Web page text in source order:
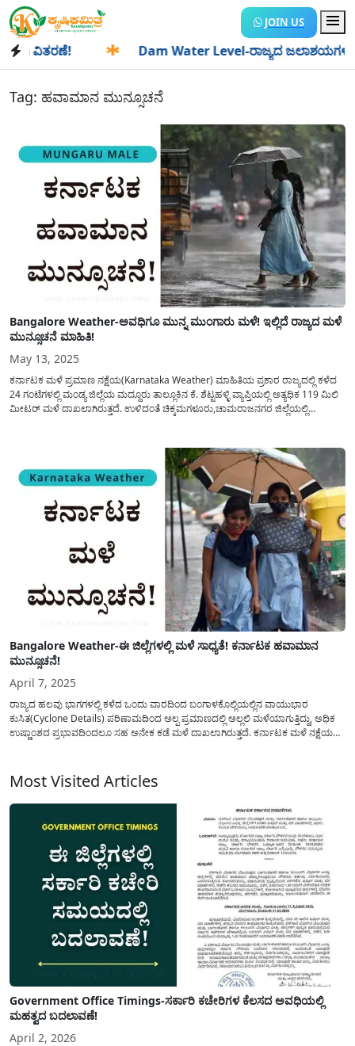
JOIN US
ವಿತರಣೆ! Dam Water Level-ರಾಜ್ಯದ ಜಲಾಶಯಗಳಿಗೆ
Tag: ಹವಾಮಾನ ಮುನ್ಸೂಚನೆ
Bangalore Weather-ಅವಧಿಗೂ ಮುನ್ನ ಮುಂಗಾರು ಮಳೆ! ಇಲ್ಲಿದೆ ರಾಜ್ಯದ ಮಳೆ
ಮುನ್ಸೂಚನೆ ಮಾಹಿತಿ!
May 13, 2025
ಕರ್ನಾಟಕ ಮಳೆ ಪ್ರಮಾಣ ನಕ್ಷೆಯ(Karnataka Weather) ಮಾಹಿತಿಯ ಪ್ರಕಾರ ರಾಜ್ಯದಲ್ಲಿ ಕಳೆದ
24 ಗಂಟೆಗಳಲ್ಲಿ ಮಂಡ್ಯ ಜಿಲ್ಲೆಯ ಮದ್ದೂರು ತಾಲ್ಲೂಕಿನ ಕೆ. ಶೆಟ್ಟಹಳ್ಳಿ ವ್ಯಾಪ್ತಿಯಲ್ಲಿ ಅತ್ಯಧಿಕ 119 ಮಿಲಿ
ಮೀಟರ್ ಮಳೆ ದಾಖಲಾಗಿರುತ್ತದೆ. ಉಳಿದಂತೆ ಚಿಕ್ಕಮಗಳೂರು,ಚಾಮರಾಜನಗರ ಜಿಲ್ಲೆಯಲ್ಲಿ
Bangalore Weather-ಈ ಜಿಲ್ಲೆಗಳಲ್ಲಿ ಮಳೆ ಸಾಧ್ಯತೆ! ಕರ್ನಾಟಕ ಹವಾಮಾನ
ಮುನ್ಸೂಚನೆ!
April 7, 2025
ರಾಜ್ಯದ ಹಲವು ಭಾಗಗಳಲ್ಲಿ ಕಳೆದ ಒಂದು ವಾರದಿಂದ ಬಂಗಾಳಕೊಲ್ಲಿಯಲ್ಲಿನ ವಾಯುಭಾರ
ಕುಸಿತ(Cyclone Details) ಪರಿಣಾಮದಿಂದ ಅಲ್ಪ ಪ್ರಮಾಣದಲ್ಲಿ ಅಲ್ಲಲಿ ಮಳೆಯಾಗುತ್ತಿದ್ದು, ಅಧಿಕ
ಉಷ್ಣಾಂಶದ ಪ್ರಭಾವದಿಂದಲೂ ಸಹ ಅನೇಕ ಕಡೆ ಮಳೆ ದಾಖಲಾಗಿರುತ್ತದೆ. ಕರ್ನಾಟಕ ಮಳೆ ನಕ್ಷೆಯ
Most Visited Articles
Government Office Timings-ಸರ್ಕಾರಿ ಕಚೇರಿಗಳ ಕೆಲಸದ ಅವಧಿಯಲ್ಲಿ
ಮಹತ್ವದ ಬದಲಾವಣೆ!
April 2, 2026